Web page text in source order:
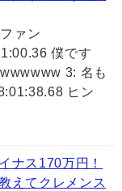
ァン
僕です
3: 名も
ヒン
ナス170万円！
えてクレメンス